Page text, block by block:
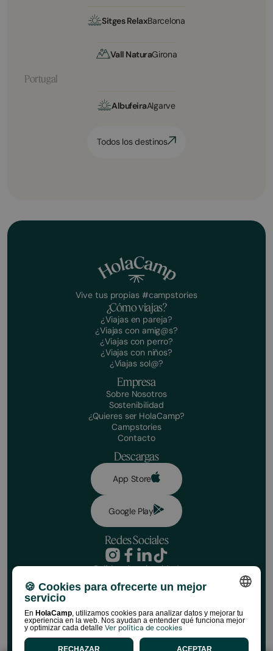
¡Haz tu reserva!
Fechas
Nº de viajer@s
Sitges RelaxBarcelona
Vall NaturaGirona
Portugal
AlbufeiraAlgarve
Todos los destinos
Vive tus propias #campstories
¿Cómo viajas?
¿Viajas en pareja?
¿Viajas con amig@s?
¿Viajas con perro?
¿Viajas con niños?
¿Viajas sol@?
Empresa
Sobre Nosotros
Sostenibilidad
¿Quieres ser HolaCamp?
Campstories
Contacto
Descargas
App Store
Google Play
Redes Sociales
Política de privacidad
Aviso legal
Política de cookies
Normativa de Tiendas HolaCamp
©HolaCamp | Todos los derechos reservados
SPANISH
🍪 Cookies para ofrecerte un mejor
servicio
En HolaCamp, utilizamos cookies para analizar datos y mejorar tu
experiencia en la web. Nos ayudan a entender qué funciona mejor
y optimizar cada detalle Ver política de cookies
ACEPTAR
RECHAZAR